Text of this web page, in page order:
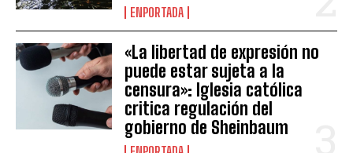
ENPORTADA
«La libertad de expresión no
puede estar sujeta a la
censura»: Iglesia católica
critica regulación del
gobierno de Sheinbaum